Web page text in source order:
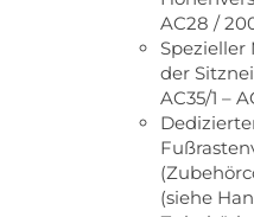
AC28 /
Spezieller
der
AC35/1 –
(siehe